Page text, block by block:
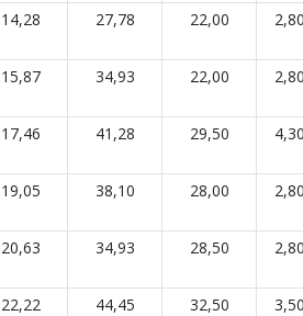
14,28 27,78 22,00 2,80
15,87 34,93 22,00 2,80
17,46 41,28 29,50 4,30
19,05 38,10 28,00 2,80
20,63 34,93 28,50 2,80
22,22 44,45 32,50 3,50